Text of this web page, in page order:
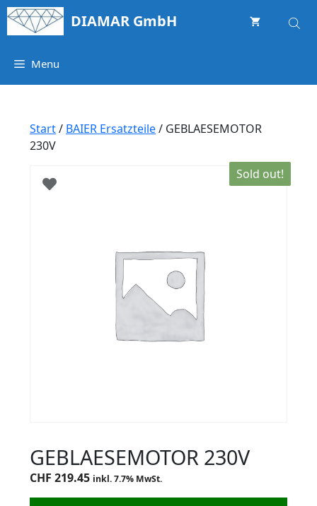
Springe
zum
DIAMAR GmbH
Menu
Start/ BAIER Ersatzteile/ GEBLAESEMOTOR
230V
Sold out!
GEBLAESEMOTOR 230V
CHF 219.45 inkl. 7.7% MwSt.